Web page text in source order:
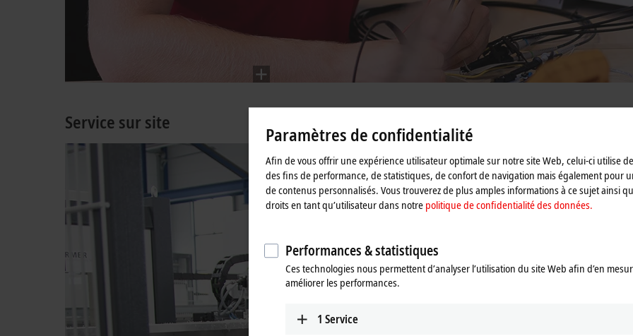
Service sur site
formation à la maintenance. Grâce à notre réseau mondial de filiales, nous pouvons
Paramètres de confidentialité
Afin de vous offrir une expérience utilisateur optimale sur notre site Web, celui-ci utilise
des fins de performance, de statistiques, de confort de navigation mais également pour
de contenus personnalisés. Vous trouverez de plus amples informations à ce sujet ainsi
droits en tant qu’utilisateur dans notre politique de confidentialité des données.
Performances & statistiques
Ces technologies nous permettent d’analyser l’utilisation du site Web afin d’en
améliorer les performances.
1 Service